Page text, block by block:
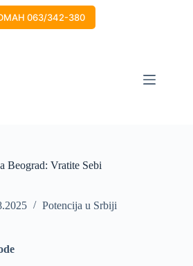
063/342-380
Beograd: Vratite Sebi
Potencija u Srbiji